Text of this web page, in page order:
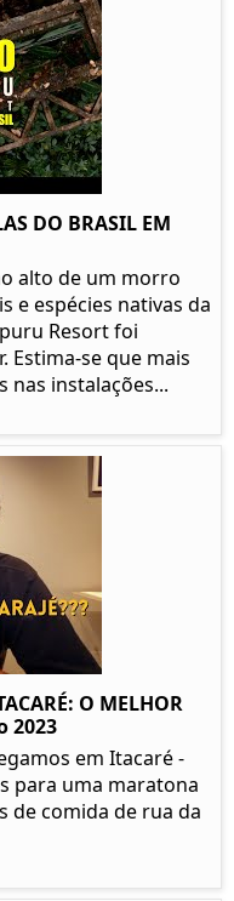
DO BRASIL EM
alto de um morro
e espécies nativas da
Resort foi
Estima-se que mais
nas instalações...
O MELHOR
2023
em Itacaré -
para uma maratona
de comida de rua da